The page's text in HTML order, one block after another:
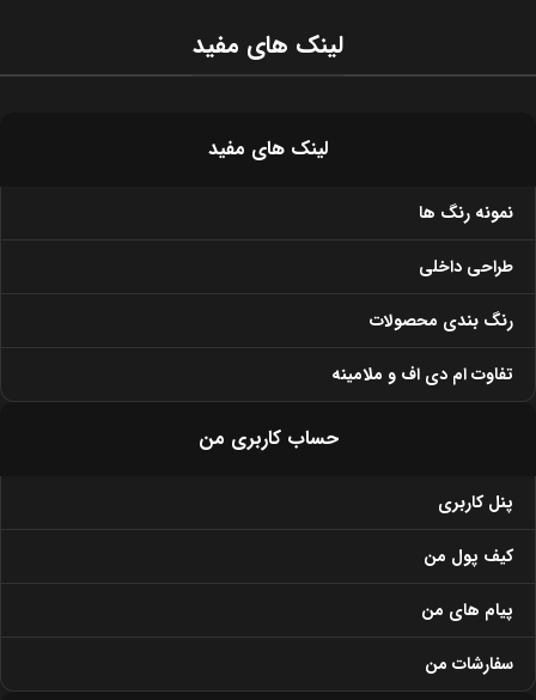
لینک های مفید
حساب کاربری من
پنل کاربری
کیف پول من
پیام های من
سفارشات من
لینک های مفید
نمونه رنگ ها
طراحی داخلی
رنگ بندی محصولات
تفاوت ام دی اف و ملامینه